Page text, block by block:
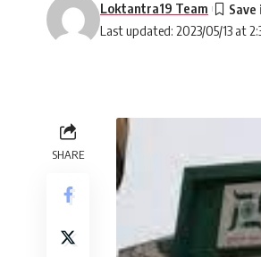
Last updated: 2023/05/13 at
Loktantra19 Team
SHARE